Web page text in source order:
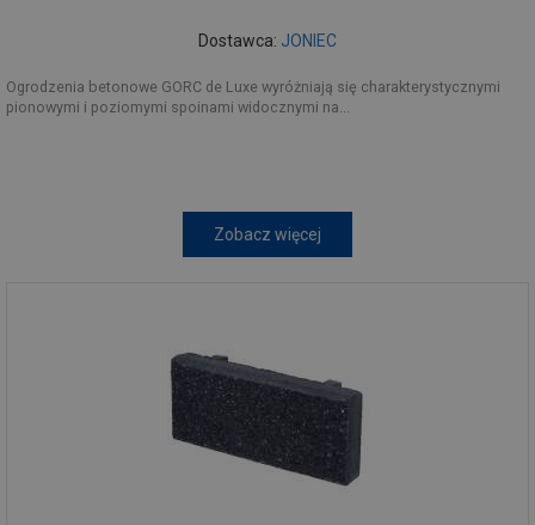
Dostawca: JONIEC
Ogrodzenia betonowe GORC de Luxe wyróżniają się charakterystycznymi
pionowymi i poziomymi spoinami widocznymi na...
Zobacz więcej